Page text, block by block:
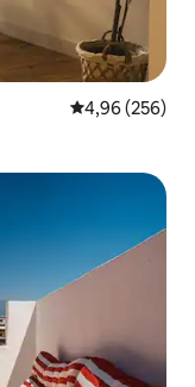
4,96 de uma
4,96 (256)